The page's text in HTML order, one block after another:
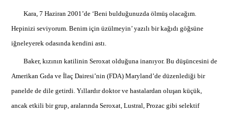
Kara, 7 Haziran 2001’de ‘Beni bulduğunuzda ölmüş olacağım.
Hepinizi seviyorum. Benim için üzülmeyin’ yazılı bir kağıdı göğsüne
iğneleyerek odasında kendini astı.
Baker, kızının katilinin Seroxat olduğuna inanıyor. Bu düşüncesini de
Amerikan Gıda ve İlaç Dairesi’nin (FDA) Maryland’de düzenlediği bir
panelde de dile getirdi. Yıllardır doktor ve hastalardan oluşan küçük,
ancak etkili bir grup, aralarında Seroxat, Lustral, Prozac gibi selektif